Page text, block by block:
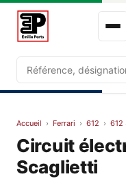
Recherche
Accueil › Ferrari › 612 › 612
Circuit
Scaglietti